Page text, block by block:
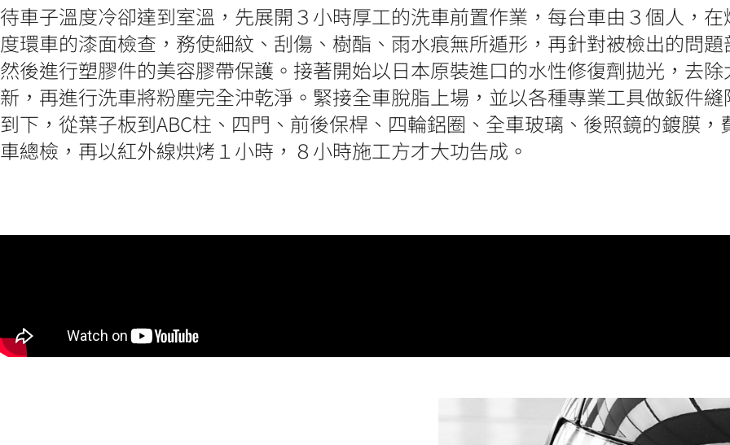
待車子溫度冷卻達到室溫，先展開３小時厚工的洗車前置作業，每台車由３個人，
度環車的漆面檢查，務使細紋、刮傷、樹酯、雨水痕無所遁形，再針對被檢出的問
然後進行塑膠件的美容膠帶保護。接著開始以日本原裝進口的水性修復劑拋光，去
新，再進行洗車將粉塵完全沖乾淨。緊接全車脫脂上場，並以各種專業工具做鈑件
到下，從葉子板到ABC柱、四門、前後保桿、四輪鋁圈、全車玻璃、後照鏡的鍍膜
車總檢，再以紅外線烘烤１小時，８小時施工方才大功告成。